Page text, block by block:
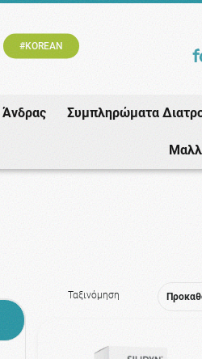
#KOREAN
Άνδρας Συμπληρώματα
Αρχική
Ταξινόμηση